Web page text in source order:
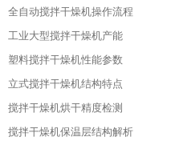
全自动搅拌干燥机操作流程
工业大型搅拌干燥机产能
塑料搅拌干燥机性能参数
立式搅拌干燥机结构特点
搅拌干燥机烘干精度检测
搅拌干燥机保温层结构解析